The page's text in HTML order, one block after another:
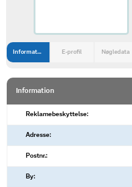
Information
E-profil Nøgledata
Information
Reklamebeskyttelse:
Adresse:
Postnr.:
By: